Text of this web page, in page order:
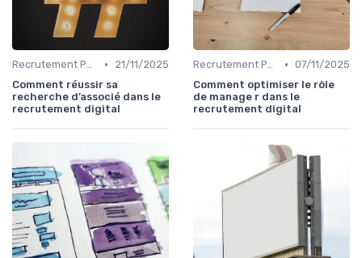
Recrutement Permanent et Temporaire •
21/11/2025
Comment réussir sa
recherche d’associé dans le
recrutement digital
Recrutement Permanent et Temporaire • 07/11/2025
Comment optimiser le rôle
de manage r dans le
recrutement digital